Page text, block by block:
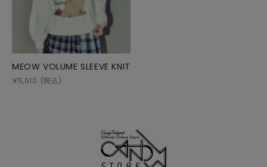
MEOW VOLUME SLEEVE KNIT
￥5,610 (税込)